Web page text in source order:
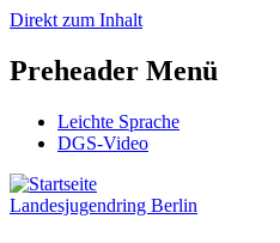
Direkt zum Inhalt
Preheader Menü
Leichte Sprache
DGS-Video
Landesjugendring Berlin